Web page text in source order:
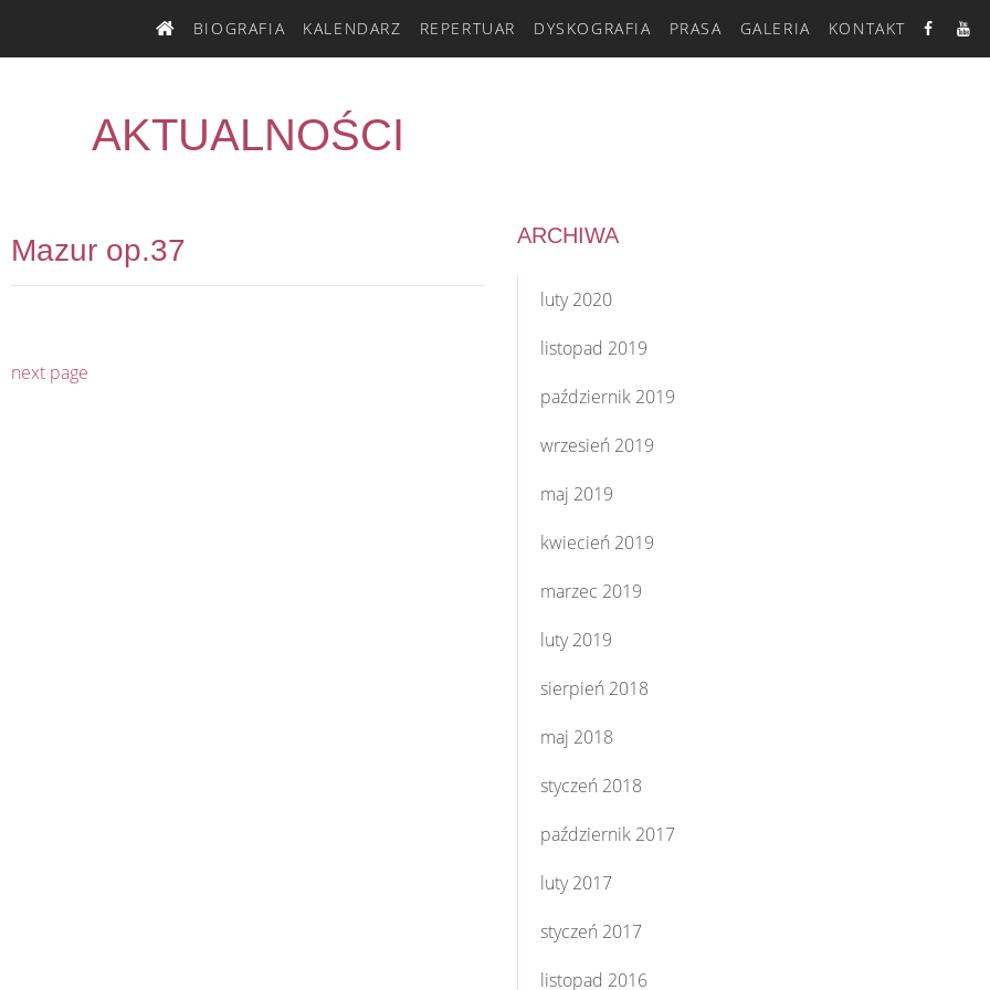
BIOGRAFIA KALENDARZ REPERTUAR DYSKOGRAFIA PRASA GALERIA KONTAKT
AKTUALNOŚCI
Mazur op.37
next page
ARCHIWA
luty 2020
listopad 2019
październik 2019
wrzesień 2019
maj 2019
kwiecień 2019
marzec 2019
luty 2019
sierpień 2018
maj 2018
styczeń 2018
październik 2017
luty 2017
styczeń 2017
listopad 2016